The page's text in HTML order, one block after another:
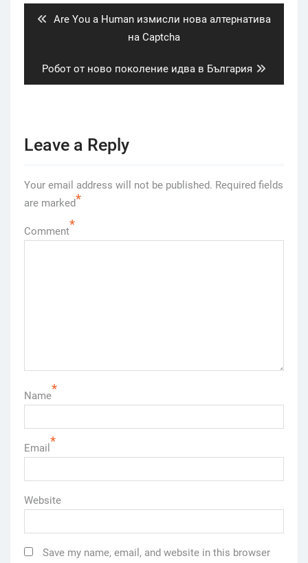
Previous
Are You a Human измисли нова алтернатива
на Captcha
Next
post:
Робот от ново поколение идва в България
Leave a Reply
Your email address will not be published. Required fields
are marked*
Comment*
Name*
Email *
Website
Save my name, email, and website in this browser